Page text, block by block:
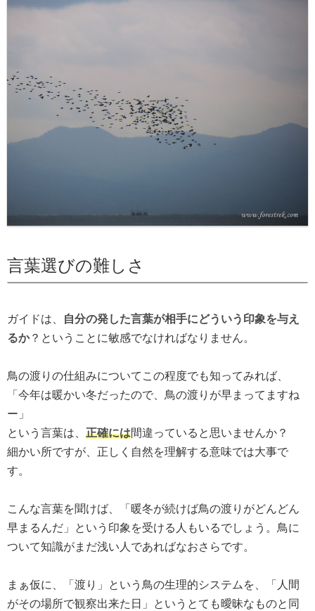
言葉選びの難しさ
ガイドは、
自分の発した言葉が相手にどういう印象を与え
るか？ということに敏感でなければなりません。
鳥の渡りの仕組みについてこの程度でも知ってみれば、
「今年は暖かい冬だったので、鳥の渡りが早まってますね
ー」
という言葉は、 正確には間違っていると思いませんか？
細かい所ですが、正しく自然を理解する意味では大事で
す。
こんな言葉を聞けば、「暖冬が続けば鳥の渡りがどんどん
早まるんだ」という印象を受ける人もいるでしょう。鳥に
ついて知識がまだ浅い人であればなおさらです。
まぁ仮に、「渡り」という鳥の生理的システムを、「人間
がその場所で観察出来た日」というとても曖昧なものと同